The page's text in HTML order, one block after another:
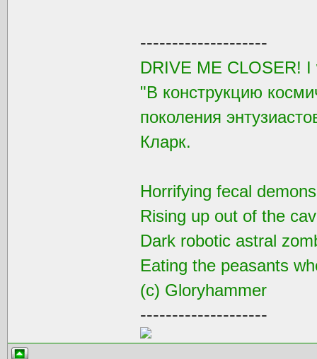
--------------------
DRIVE ME CLOSER!
"В конструкцию
поколения
Кларк.
Horrifying fecal demons
Rising up out of the
Dark robotic astral
Eating the peasants
(с) Gloryhammer
--------------------